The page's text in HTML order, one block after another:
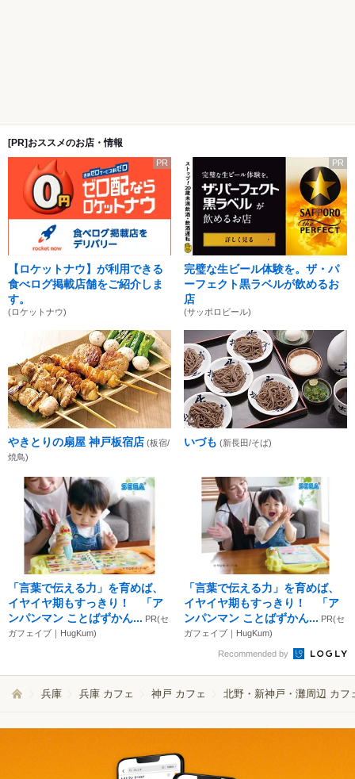
[PR]おススメのお店・情報
PR
【ロケットナウ】が利用できる
食べログ掲載店舗をご紹介しま
す。
(ロケットナウ)
PR
完璧な生ビール体験を。ザ・パ
ーフェクト黒ラベルが飲めるお
店
(サッポロビール)
やきとりの扇屋 神戸板宿店 (板宿/
焼鳥)
いづも (新長田/そば)
「言葉で伝える力」を育めば、
イヤイヤ期もすっきり！ 「ア
ンパンマン ことばずかん... PR(セ
ガフェイブ｜HugKum)
「言葉で伝える力」を育めば、
イヤイヤ期もすっきり！ 「ア
ンパンマン ことばずかん... PR(セ
ガフェイブ｜HugKum)
Recommended by
兵庫 兵庫 カフェ 神戸 カフェ 北野・新神戸・灘周辺 カフ